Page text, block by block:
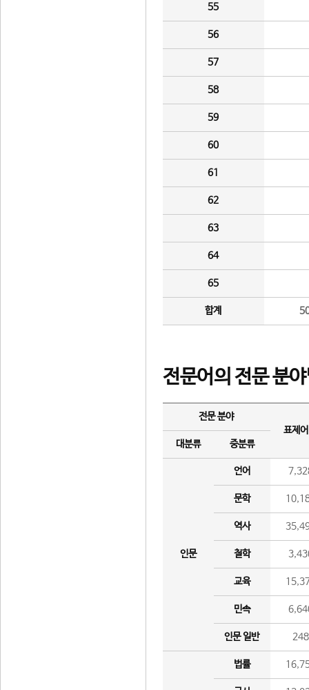
55
56
57
58
59
60
61
62
63
64
65
합계
전문어의 전문 분
전문 분야
표제
대분류
중분류
인문
언어
문학
역사
철학
교육
민속
인문 일반 248
법률